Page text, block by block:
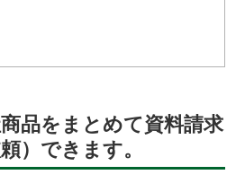
品をまとめて資料請求
）できます。